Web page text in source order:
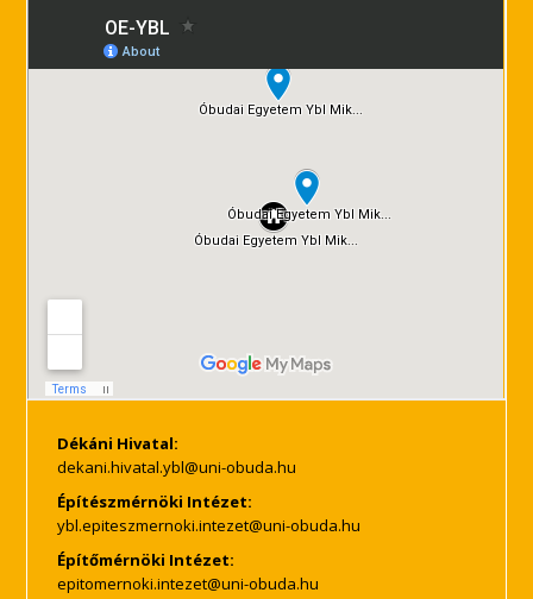
Dékáni Hivatal:
Építészmérnöki Intézet:
Építőmérnöki Intézet: